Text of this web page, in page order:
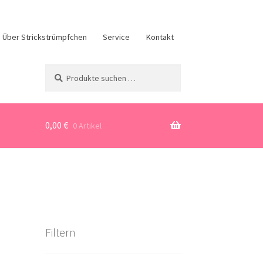
Über Strickstrümpfchen Service Kontakt
nach:
0,00 € 0 Artikel
Filtern